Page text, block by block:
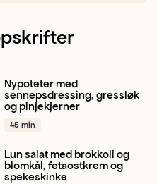
Norsk
Sommer
Gul nypotet
Nypoteter med
sennepsdressing, gressløk
og pinjekjerner
45 min
Norsk Brokkoli
Blomkål
+ 1
Lun salat med brokkoli og
blomkål, fetaostkrem og
spekeskinke